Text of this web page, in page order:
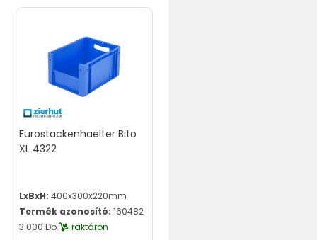
Eurostackenhaelter Bito
XL 4322
LxBxH: 400x300x220mm
Termék azonosító: 160482
3.000 Db.
raktáron